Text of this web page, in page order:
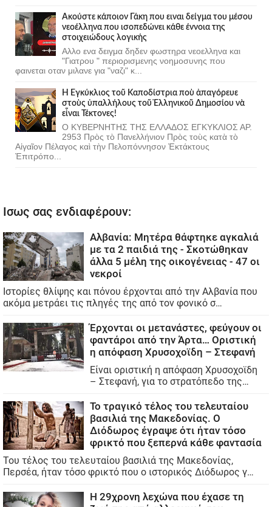
Ακούστε κάποιον Γάκη που ειναι δείγμα του μέσου
νεοέλληνα που ισοπεδώνει κάθε έννοια της
στοιχειώδους λογικής
Αλλο ενα δειγμα δηδεν φωστηρα νεοελληνα και
"Γιατρου " περιορισμενης νοημοσυνης που
φαινεται οταν μιλανε για "ναζι" κ...
Ἡ Ἐγκύκλιος τοῦ Καποδίστρια ποὺ ἀπαγόρευε
στοὺς ὑπαλλήλους τοῦ Ἑλληνικοῦ Δημοσίου νὰ
εἶναι Τέκτονες!
Ο ΚΥΒΕΡΝΗΤΗΣ ΤΗΣ ΕΛΛΑΔΟΣ ΕΓΚΥΚΛΙΟΣ ΑΡ.
2953 Πρὸς τὸ Πανελλήνιον Πρὸς τοὺς κατὰ τὸ
Αἰγαῖον Πέλαγος καὶ τὴν Πελοπόννησον Ἐκτάκτους
Ἐπιτρόπο...